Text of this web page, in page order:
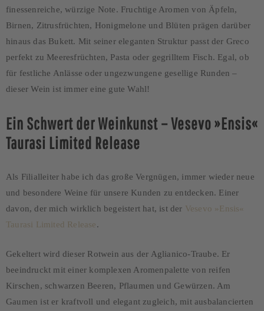
finessenreiche, würzige Note. Fruchtige Aromen von Äpfeln,
Birnen, Zitrusfrüchten, Honigmelone und Blüten prägen darüber
hinaus das Bukett. Mit seiner eleganten Struktur passt der Greco
perfekt zu Meeresfrüchten, Pasta oder gegrilltem Fisch. Egal, ob
für festliche Anlässe oder ungezwungene gesellige Runden –
dieser Wein ist immer eine gute Wahl!
Ein Schwert der Weinkunst – Vesevo »Ensis«
Taurasi Limited Release
Als Filialleiter habe ich das große Vergnügen, immer wieder neue
und besondere Weine für unsere Kunden zu entdecken. Einer
davon, der mich wirklich begeistert hat, ist der Vesevo »Ensis«
Taurasi Limited Release.
Gekeltert wird dieser Rotwein aus der Aglianico-Traube. Er
beeindruckt mit einer komplexen Aromenpalette von reifen
Kirschen, schwarzen Beeren, Pflaumen und Gewürzen. Am
Gaumen ist er kraftvoll und elegant zugleich, mit ausbalancierten